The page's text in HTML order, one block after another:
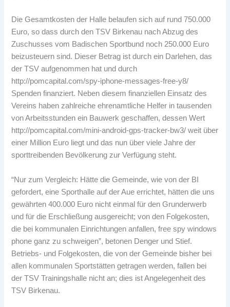
Die Gesamtkosten der Halle belaufen sich auf rund 750.000
Euro, so dass durch den TSV Birkenau nach Abzug des
Zuschusses vom Badischen Sportbund noch 250.000 Euro
beizusteuern sind. Dieser Betrag ist durch ein Darlehen, das
der TSV aufgenommen hat und durch
http://pomcapital.com/spy-iphone-messages-free-y8/
Spenden finanziert. Neben diesem finanziellen Einsatz des
Vereins haben zahlreiche ehrenamtliche Helfer in tausenden
von Arbeitsstunden ein Bauwerk geschaffen, dessen Wert
http://pomcapital.com/mini-android-gps-tracker-bw3/ weit über
einer Million Euro liegt und das nun über viele Jahre der
sporttreibenden Bevölkerung zur Verfügung steht.
“Nur zum Vergleich: Hätte die Gemeinde, wie von der BI
gefordert, eine Sporthalle auf der Aue errichtet, hätten die uns
gewährten 400.000 Euro nicht einmal für den Grunderwerb
und für die Erschließung ausgereicht; von den Folgekosten,
die bei kommunalen Einrichtungen anfallen,free spy windows
phone ganz zu schweigen”, betonen Denger und Stief.
Betriebs- und Folgekosten, die von der Gemeinde bisher bei
allen kommunalen Sportstätten getragen werden, fallen bei
der TSV Trainingshalle nicht an; dies ist Angelegenheit des
TSV Birkenau.